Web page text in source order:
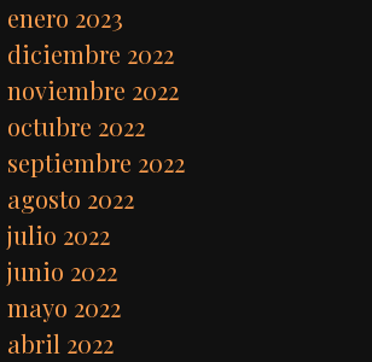
enero 2023
diciembre 2022
noviembre 2022
octubre 2022
septiembre 2022
agosto 2022
julio 2022
junio 2022
mayo 2022
abril 2022